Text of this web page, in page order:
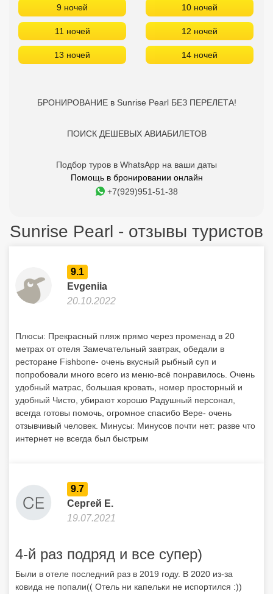
9 ночей 10 ночей
11 ночей 12 ночей
13 ночей 14 ночей
БРОНИРОВАНИЕ в Sunrise Pearl БЕЗ ПЕРЕЛЕТА!
ПОИСК ДЕШЕВЫХ АВИАБИЛЕТОВ
Подбор туров в WhatsApp на ваши даты
Помощь в бронировании онлайн
+7(929)951-51-38
Sunrise Pearl - отзывы туристов
9.1
Evgeniia
20.10.2022
Плюсы: Прекрасный пляж прямо через променад в 20
метрах от отеля Замечательный завтрак, обедали в
ресторане Fishbone- очень вкусный рыбный суп и
попробовали много всего из меню-всё понравилось. Очень
удобный матрас, большая кровать, номер просторный и
удобный Чисто, убирают хорошо Радушный персонал,
всегда готовы помочь, огромное спасибо Вере- очень
отзывчивый человек. Минусы: Минусов почти нет: разве что
интернет не всегда был быстрым
9.7
Сергей Е.
19.07.2021
4-й раз подряд и все супер)
Были в отеле последний раз в 2019 году. В 2020 из-за
ковида не попали(( Отель ни капельки не испортился :))